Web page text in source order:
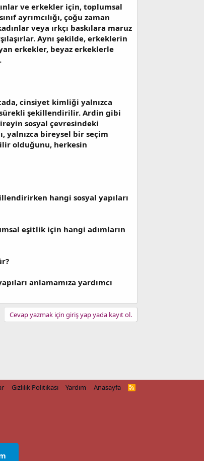
ve erkekler için, toplumsal
ayrımcılığı, çoğu zaman
veya ırkçı baskılara maruz
Aynı şekilde, erkeklerin
erkekler, beyaz erkeklerle
cinsiyet kimliği yalnızca
şekillendirilir. Ardin gibi
sosyal çevresindeki
yalnızca bireysel bir seçim
olduğunu, herkesin
hangi sosyal yapıları
eşitlik için hangi adımların
anlamamıza yardımcı
Cevap yazmak için giriş yap yada kayıt ol.
Gizlilik Politikası Yardım Anasayfa
R